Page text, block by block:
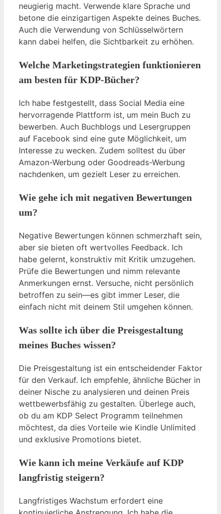
neugierig macht. Verwende klare Sprache und
betone die einzigartigen Aspekte deines Buches.
Auch die Verwendung von Schlüsselwörtern
kann dabei helfen, die Sichtbarkeit zu erhöhen.
Welche Marketingstrategien funktionieren
am besten für KDP-Bücher?
Ich habe festgestellt, dass Social Media eine
hervorragende Plattform ist, um mein Buch zu
bewerben. Auch Buchblogs und Lesergruppen
auf Facebook sind eine gute Möglichkeit, um
Interesse zu wecken. Zudem solltest du über
Amazon-Werbung oder Goodreads-Werbung
nachdenken, um gezielt Leser zu erreichen.
Wie gehe ich mit negativen Bewertungen
um?
Negative Bewertungen können schmerzhaft sein,
aber sie bieten oft wertvolles Feedback. Ich
habe gelernt, konstruktiv mit Kritik umzugehen.
Prüfe die Bewertungen und nimm relevante
Anmerkungen ernst. Versuche, nicht persönlich
betroffen zu sein—es gibt immer Leser, die
einfach nicht mit deinem Stil umgehen können.
Was sollte ich über die Preisgestaltung
meines Buches wissen?
Die Preisgestaltung ist ein entscheidender Faktor
für den Verkauf. Ich empfehle, ähnliche Bücher in
deiner Nische zu analysieren und deinen Preis
wettbewerbsfähig zu gestalten. Überlege auch,
ob du am KDP Select Programm teilnehmen
möchtest, da dies Vorteile wie Kindle Unlimited
und exklusive Promotions bietet.
Wie kann ich meine Verkäufe auf KDP
langfristig steigern?
Langfristiges Wachstum erfordert eine